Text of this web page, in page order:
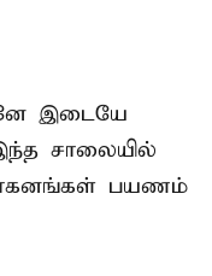
இடையே
சாலையில்
பயணம்